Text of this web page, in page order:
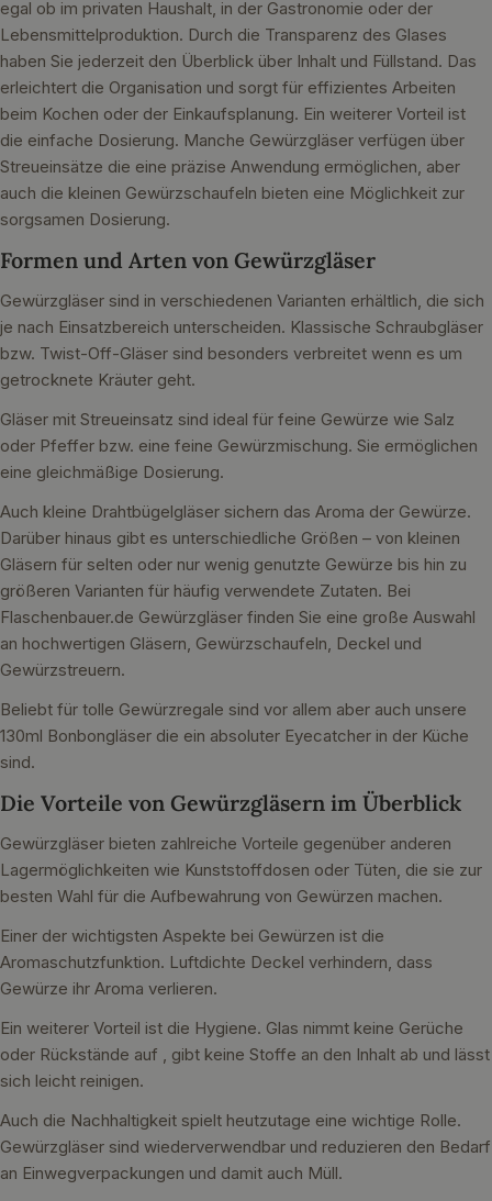
egal ob im privaten Haushalt, in der Gastronomie oder der
Lebensmittelproduktion. Durch die Transparenz des Glases
haben Sie jederzeit den Überblick über Inhalt und Füllstand. Das
erleichtert die Organisation und sorgt für effizientes Arbeiten
beim Kochen oder der Einkaufsplanung. Ein weiterer Vorteil ist
die einfache Dosierung. Manche Gewürzgläser verfügen über
Streueinsätze die eine präzise Anwendung ermöglichen, aber
auch die kleinen Gewürzschaufeln bieten eine Möglichkeit zur
sorgsamen Dosierung.
Formen und Arten von Gewürzgläser
Gewürzgläser sind in verschiedenen Varianten erhältlich, die sich
je nach Einsatzbereich unterscheiden. Klassische Schraubgläser
bzw. Twist-Off-Gläser sind besonders verbreitet wenn es um
getrocknete Kräuter geht.
Gläser mit Streueinsatz sind ideal für feine Gewürze wie Salz
oder Pfeffer bzw. eine feine Gewürzmischung. Sie ermöglichen
eine gleichmäßige Dosierung.
Auch kleine Drahtbügelgläser sichern das Aroma der Gewürze.
Darüber hinaus gibt es unterschiedliche Größen – von kleinen
Gläsern für selten oder nur wenig genutzte Gewürze bis hin zu
größeren Varianten für häufig verwendete Zutaten. Bei
Flaschenbauer.de Gewürzgläser finden Sie eine große Auswahl
an hochwertigen Gläsern, Gewürzschaufeln, Deckel und
Gewürzstreuern.
Beliebt für tolle Gewürzregale sind vor allem aber auch unsere
130ml Bonbongläser die ein absoluter Eyecatcher in der Küche
sind.
Die Vorteile von Gewürzgläsern im Überblick
Gewürzgläser bieten zahlreiche Vorteile gegenüber anderen
Lagermöglichkeiten wie Kunststoffdosen oder Tüten, die sie zur
besten Wahl für die Aufbewahrung von Gewürzen machen.
Einer der wichtigsten Aspekte bei Gewürzen ist die
Aromaschutzfunktion. Luftdichte Deckel verhindern, dass
Gewürze ihr Aroma verlieren.
Ein weiterer Vorteil ist die Hygiene. Glas nimmt keine Gerüche
oder Rückstände auf , gibt keine Stoffe an den Inhalt ab und lässt
sich leicht reinigen.
Auch die Nachhaltigkeit spielt heutzutage eine wichtige Rolle.
Gewürzgläser sind wiederverwendbar und reduzieren den Bedarf
an Einwegverpackungen und damit auch Müll.